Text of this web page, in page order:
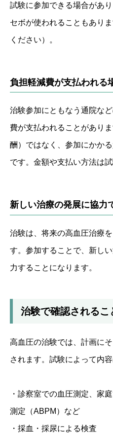
試験に参加できる場合があ
セボが使われることもあり
ください）。
負担軽減費が支払われる
治験参加にともなう通院な
費が支払われることがあり
酬）ではなく、参加にかか
です。金額や支払い方法は
新しい治療の発展に協力
治験は、将来の高血圧治療
す。参加することで、新し
力することになります。
治験で確認されるこ
高血圧の治験では、計画に
されます。試験によって内容
・診察室での血圧測定、家
測定（ABPM）など
・採血・採尿による検査